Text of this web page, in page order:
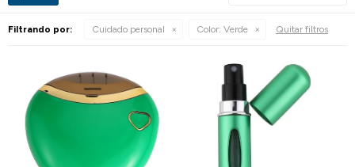
Filtrando por: Cuidado personal Color: Verde Quitar filtros